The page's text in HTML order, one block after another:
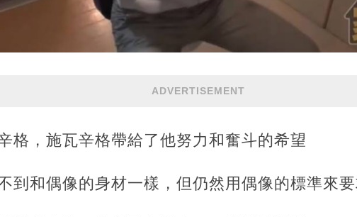
ADVERTISEMENT
格，施瓦辛格帶給了他努力和奮斗的希望
到和偶像的身材一樣，但仍然用偶像的標準來